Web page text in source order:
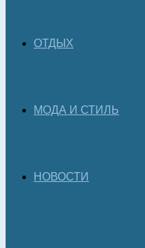
ОТДЫХ
МОДА И СТИЛЬ
НОВОСТИ